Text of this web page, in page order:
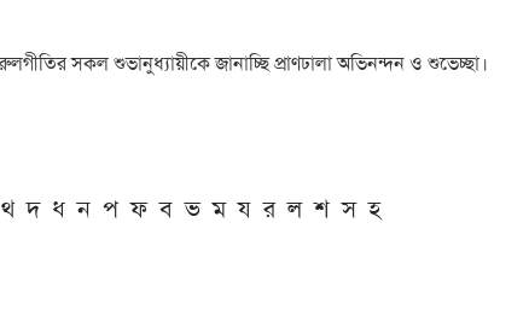
সকল শুভানুধ্যায়ীকে জানাচ্ছি প্রাণঢালা অভিনন্দন ও শুভেচ্ছা।
থ দ ধ ন প ফ ব ভ ম য র ল শ স হ